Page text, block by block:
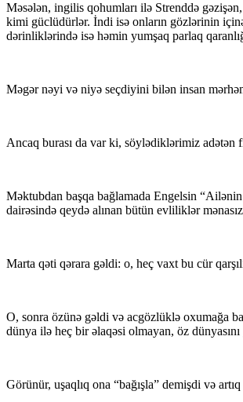
Məsələn, ingilis qohumları ilə Strenddə
kimi güclüdürlər. İndi isə onların gözlərinin
dərinliklərində isə həmin yumşaq parlaq
Məgər nəyi və niyə seçdiyini bilən insan
Ancaq burası da var ki, söylədiklərimiz
Məktubdan başqa bağlamada Engelsin
dairəsində qeydə alınan bütün evliliklər
Marta qəti qərara gəldi: o, heç vaxt bu cür
O, sonra özünə gəldi və acgözlüklə oxumağa
dünya ilə heç bir əlaqəsi olmayan, öz
Görünür, uşaqlıq ona “bağışla” demişdi və